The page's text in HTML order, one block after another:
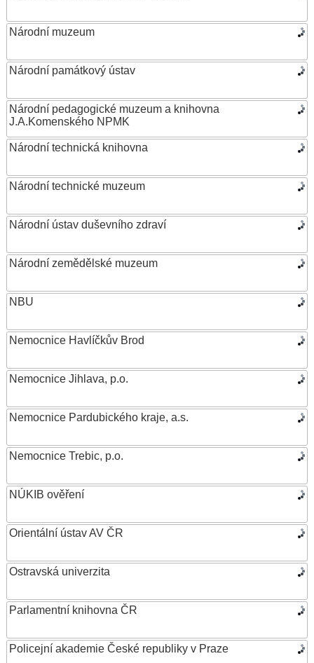
Národní muzeum
Národní památkový ústav
Národní pedagogické muzeum a knihovna
J.A.Komenského NPMK
Národní technická knihovna
Národní technické muzeum
Národní ústav duševního zdraví
Národní zemědělské muzeum
NBU
Nemocnice Havlíčkův Brod
Nemocnice Jihlava, p.o.
Nemocnice Pardubického kraje, a.s.
Nemocnice Trebic, p.o.
NÚKIB ověření
Orientální ústav AV ČR
Ostravská univerzita
Parlamentní knihovna ČR
Policejní akademie České republiky v Praze